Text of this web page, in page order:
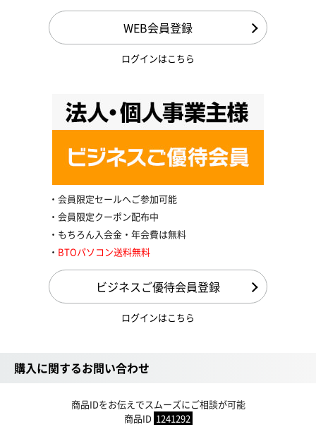
WEB会員登録
ログインはこちら
会員限定セールへご参加可能
会員限定クーポン配布中
もちろん入会金・年会費は無料
BTOパソコン送料無料
ビジネスご優待会員登録
ログインはこちら
購入に関するお問い合わせ
商品IDをお伝えでスムーズにご相談が可能
商品ID 1241292